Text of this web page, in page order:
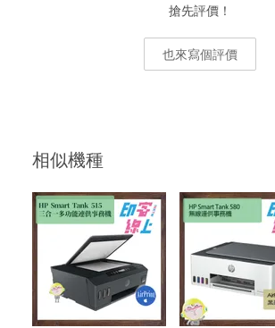
搶先評價！
也來寫個評價
相似機種